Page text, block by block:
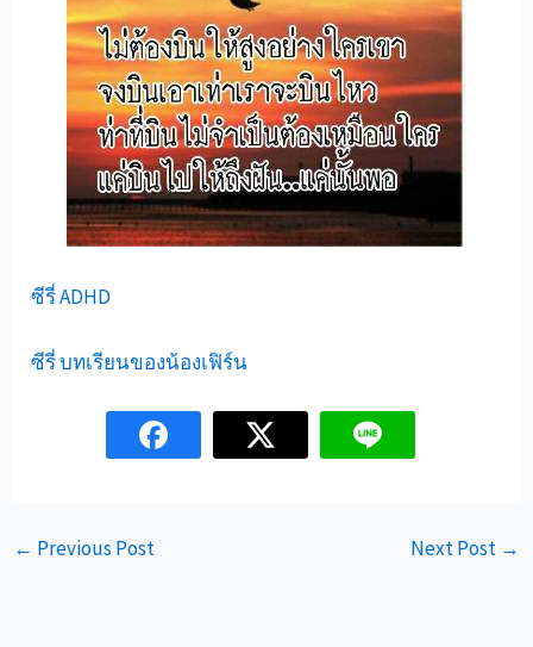
ซีรี่ ADHD
ซีรี่ บทเรียนของน้องเฟิร์น
← Previous Post Next Post →